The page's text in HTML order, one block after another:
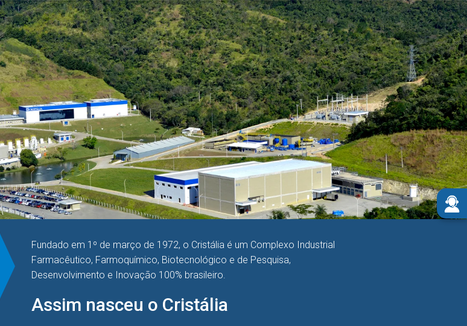
Fundado em 1º de março de 1972, o Cristália é um Complexo Industrial
Farmacêutico, Farmoquímico, Biotecnológico e de Pesquisa,
Desenvolvimento e Inovação 100% brasileiro.
Assim nasceu o Cristália